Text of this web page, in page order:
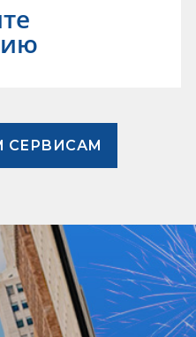
СЕРВИСАМ